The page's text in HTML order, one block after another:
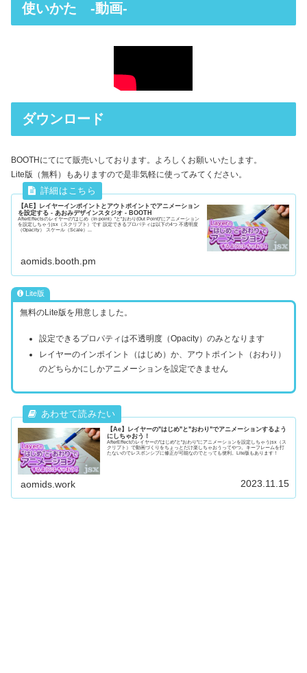
使いかた -動画-
ダウンロード
BOOTHにてにて販売いしております。よろしくお願いいたします。
Lite版（無料）もありますので是非気軽に使ってみてください。
【AE】レイヤーインポイントとアウトポイントでアニメーション
を設定する - あおみデザインスタジオ - BOOTH
AfterEffectsのレイヤーの"はじめ（In point）"と"おわり(Out Point)"にアニメーション
を設定しちゃうjsx（スクリプト）です 設定できるプロパティは以下の4つ 不透明度
（Opacity） スケール（Scale）...
aomids.booth.pm
Lite版
無料のLite版を用意しました。
設定できるプロパティは不透明度（Opacity）のみとなります
レイヤーのインポイント（はじめ）か、アウトポイント（おわり）
のどちらかにしかアニメーションを設定できません
【Ae】レイヤーの"はじめ"と"おわり"でアニメーションするよう
にしちゃおう！
AfterEffectのレイヤーの"はじめ"と"おわり"にアニメーションを設定しちゃうjsx（ス
クリプト）で動画づくりをちょっとだけ楽しちゃおうってやつ。キーフレームを打
たないのでレスポンシブに修正が可能なのでとっても便利。Lite版もあります！
aomids.work 2023.11.15